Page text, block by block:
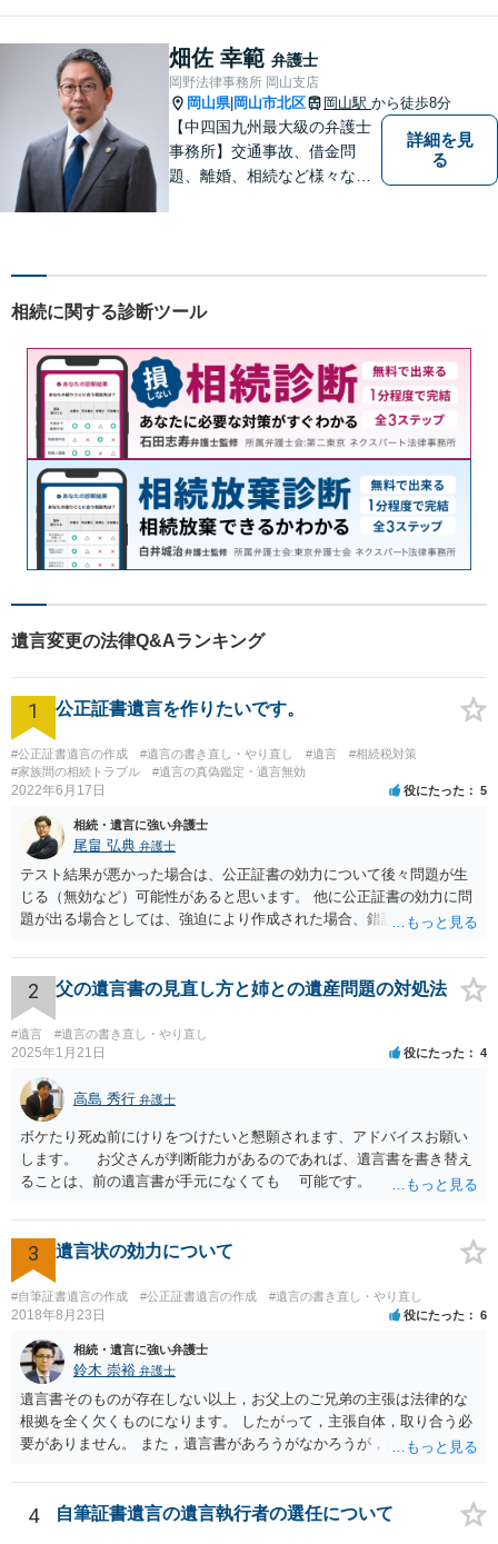
い！
畑佐 幸範 弁護士
岡野法律事務所 岡山支店
岡山県| 岡山市北区 岡山駅 から徒歩8分
【中四国九州最大級の弁護士
事務所】交通事故、借金問
題、離婚、相続など様々な問
い！
詳細を見
る
相続に関する診断ツール
遺言変更の法律Q&Aランキング
1 公正証書遺言を作りたいです。
#公正証書遺言の作成 #遺言の書き直し・やり直し #遺言
#相続税対策
#家族間の相続トラブル
#遺言の真偽鑑定・遺言無効
2022年6月17日 役にたった 5
相続・遺言に強い弁護士
尾畠 弘典 弁護士
テスト結果が悪かった場合は、公正証書の効力について後々問題が生
じる（無効など）可能性があると思います。 他に公正証書の効力に問
題が出る場合としては、強迫により作成された場合、錯誤（勘違い）
すが、弁護士に作成を依頼する場合は、１０～数十万円程度になるケ
ースが多いと思います。 報酬体系は、弁護士ごとに異なりますので一
律の基準はありません。
2 父の遺言書の見直し方と姉との遺産問題の対処法
#遺言 #遺言の書き直し・やり直し
2025年1月21日 役にたった 4
高島 秀行 弁護士
ボケたり死ぬ前にけりをつけたいと懇願されます、アドバイスお願い
します。 お父さんが判断能力があるのであれば、遺言書を書き替え
ることは、前の遺言書が手元になくても 可能です。 将来遺言の効
してもらって 診断書を取得して、公証役場へ行って公正証書遺言を
作成するのがよいと思います。 将来争われることが見込まれること
から、弁護士に依頼して手続きを進めた方がよいと思います。
3 遺言状の効力について
#自筆証書遺言の作成 #公正証書遺言の作成 #遺言の書き直し・やり直し
2018年8月23日 役にたった 6
相続・遺言に強い弁護士
鈴木 崇裕 弁護士
遺言書そのものが存在しない以上，お父上のご兄弟の主張は法律的な
根拠を全く欠くものになります。 したがって，主張自体，取り合う必
要がありません。 また，遺言書があろうがなかろうが，お父上のご兄
ご回答にもありますが， 代理人弁護士をたてて，その弁護士から相手
方に対して， ・相続に関する主張は法的根拠がなく，一切応じないこ
と ・今後一切の連絡をしてこないでほしいこと ・連絡を継続してくる
4 自筆証書遺言の遺言執行者の選任について